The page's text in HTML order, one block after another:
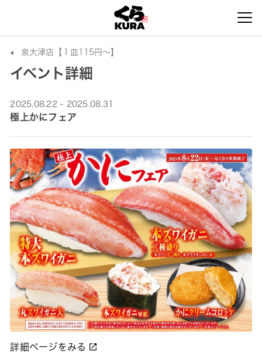
泉大津店【１皿115円～】
イベント詳細
2025.08.22 - 2025.08.31
極上かにフェア
詳細ページをみる